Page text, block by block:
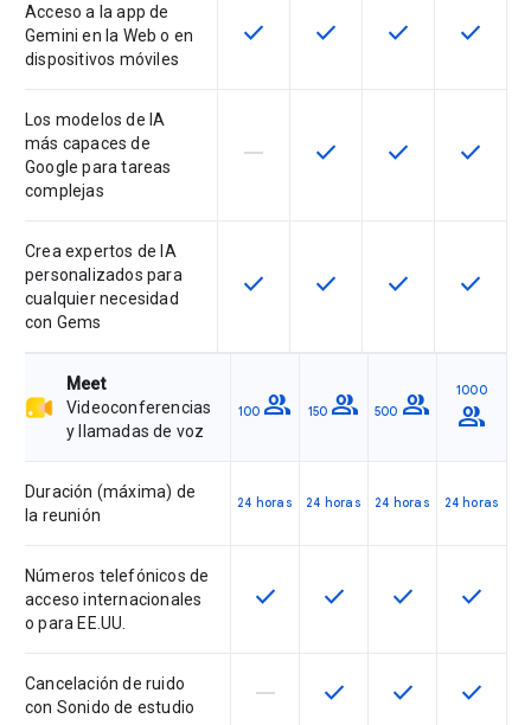
Acceso a la app de
Gemini en la Web o en
dispositivos móviles
Esta función está disponible en
check Esta función está
check Esta función
check Esta
check
Los modelos de IA
más capaces de
Google para tareas
complejas
Esta función no está disponible en
horizontal_rule Esta función está
check Esta función
check Esta
check
Crea expertos de IA
personalizados para
cualquier necesidad
con Gems
Esta función está disponible en
check Esta función está
check Esta función
check Esta
check
Meet
Videoconferencias
y llamadas de voz
100 group 150 group 500 group 1000
group
Duración (máxima) de
la reunión
24 horas 24 horas 24 horas 24 horas
Números telefónicos de
acceso internacionales
o para EE.UU.
Esta función está disponible en
check Esta función está
check Esta función
check Esta
check
Cancelación de ruido
con Sonido de estudio
Esta función no está disponible
horizontal_rule Esta función está
check Esta función
check Esta
check